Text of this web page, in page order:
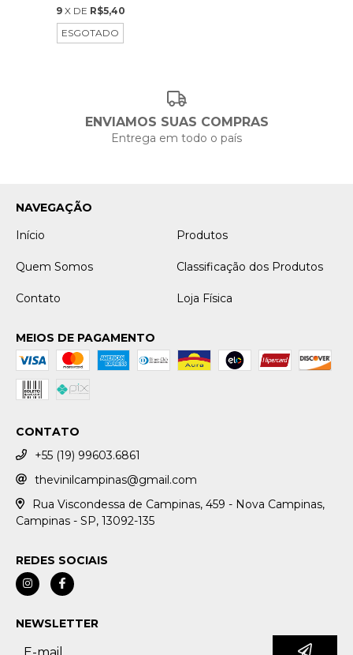
9 X DE R$5,40
ESGOTADO
ENVIAMOS SUAS COMPRAS
Entrega em todo o país
NAVEGAÇÃO
Início
Produtos
Quem Somos Classificação dos Produtos
Contato Loja Física
MEIOS DE PAGAMENTO
CONTATO
+55 (19) 99603.6861
thevinilcampinas@gmail.com
Rua Viscondessa de Campinas, 459 - Nova Campinas,
Campinas - SP, 13092-135
REDES SOCIAIS
NEWSLETTER